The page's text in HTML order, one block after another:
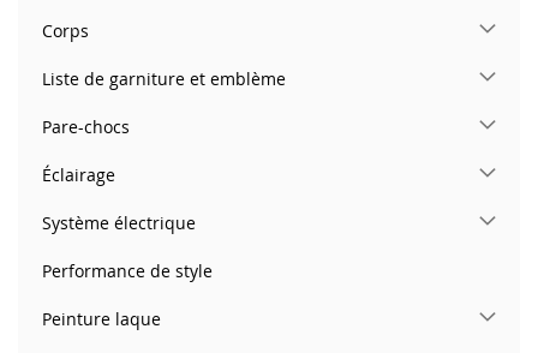
Corps
Liste de garniture et emblème
Pare-chocs
Éclairage
Système électrique
Performance de style
Peinture laque